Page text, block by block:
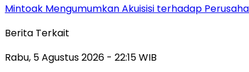
Mintoak Mengumumkan Akuisisi terhadap
Berita Terkait
Rabu, 5 Agustus 2026 - 22:15 WIB